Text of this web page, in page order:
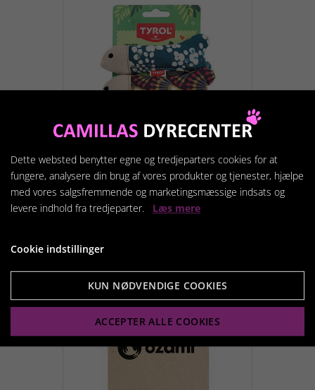
Katte legetøj Sardiner
Vis produkt
Dette websted benytter egne og tredjeparters cookies for at
fungere, analysere din brug af vores produkter og tjenester, hjælpe
med vores salgsfremmende og marketingsmæssige indsats og
levere indhold fra tredjeparter. Læs mere
Cookie indstillinger
KUN NØDVENDIGE COOKIES
ACCEPTER ALLE COOKIES